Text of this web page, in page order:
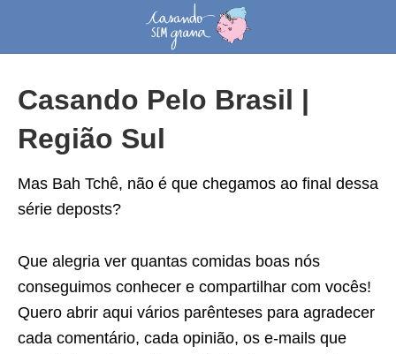
Casando Pelo Brasil |
Região Sul
Mas Bah Tchê, não é que chegamos ao final dessa
série deposts?
Que alegria ver quantas comidas boas nós
conseguimos conhecer e compartilhar com vocês!
Quero abrir aqui vários parênteses para agradecer
cada comentário, cada opinião, os e-mails que